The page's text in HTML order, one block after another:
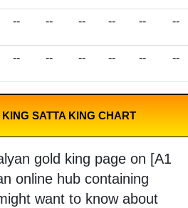
-- -- -- -- -- --
-- -- -- -- -- --
SATTA KING CHART
gold king page on [A1
online hub containing
want to know about